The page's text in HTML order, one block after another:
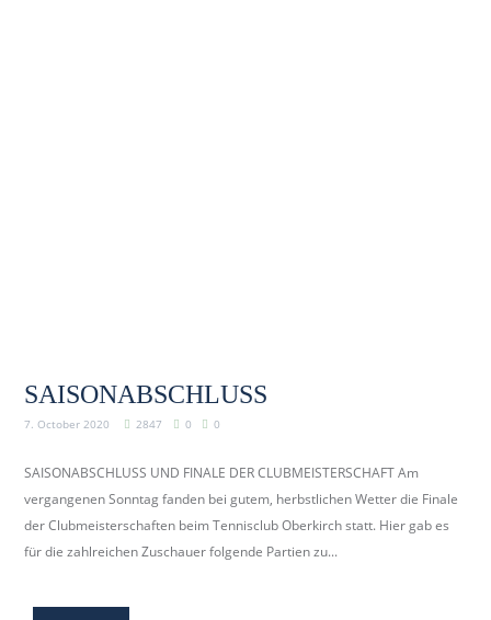
SAISONABSCHLUSS
7. October 2020 2847 0 0
SAISONABSCHLUSS UND FINALE DER CLUBMEISTERSCHAFT Am
vergangenen Sonntag fanden bei gutem, herbstlichen Wetter die Finale
der Clubmeisterschaften beim Tennisclub Oberkirch statt. Hier gab es
für die zahlreichen Zuschauer folgende Partien zu...